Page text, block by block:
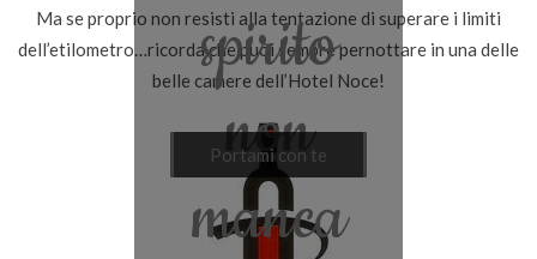
spirito
non
manca
Vini al bicchiere
Ma se proprio non resisti alla tentazione di superare i limiti
dell’etilometro…ricorda che puoi sempre pernottare in una delle
belle camere dell’Hotel Noce!
Portami con te